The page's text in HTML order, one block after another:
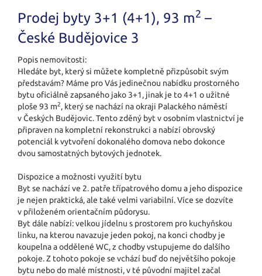
Prodej byty 3+1 (4+1), 93 m2 –
České Budějovice 3
Popis nemovitosti:
Hledáte byt, který si můžete kompletně přizpůsobit svým
představám? Máme pro Vás jedinečnou nabídku prostorného
bytu oficiálně zapsaného jako 3+1, jinak je to 4+1 o užitné
ploše 93 m2, který se nachází na okraji Palackého náměstí
v Českých Budějovic. Tento zděný byt v osobním vlastnictví je
připraven na kompletní rekonstrukci a nabízí obrovský
potenciál k vytvoření dokonalého domova nebo dokonce
dvou samostatných bytových jednotek.
Dispozice a možnosti využití bytu
Byt se nachází ve 2. patře třípatrového domu a jeho dispozice
je nejen praktická, ale také velmi variabilní. Více se dozvíte
v přiloženém orientačním půdorysu.
Byt dále nabízí: velkou jídelnu s prostorem pro kuchyňskou
linku, na kterou navazuje jeden pokoj, na konci chodby je
koupelna a oddělené WC, z chodby vstupujeme do dalšího
pokoje. Z tohoto pokoje se vchází buď do největšího pokoje
bytu nebo do malé místnosti, v té původní majitel začal